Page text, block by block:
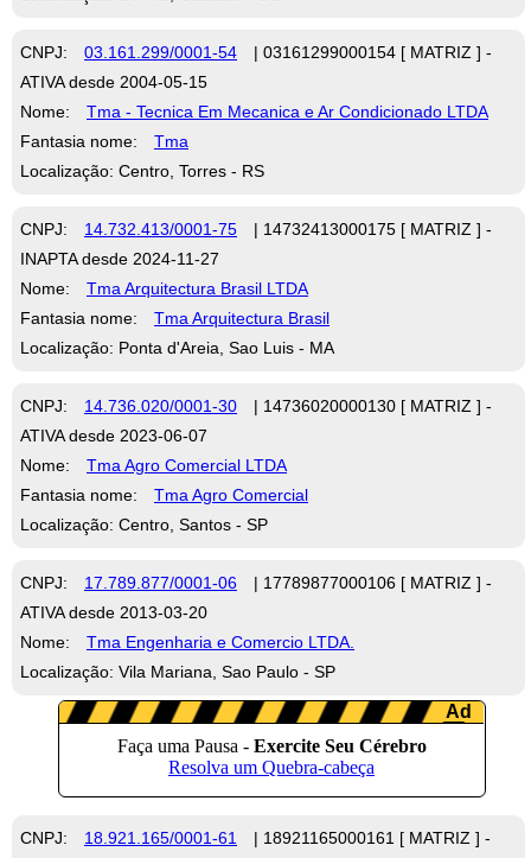
CNPJ: 03.161.299/0001-54
| 03161299000154 [ MATRIZ ] -
ATIVA desde 2004-05-15
Nome:
Tma - Tecnica Em Mecanica e Ar Condicionado LTDA
Fantasia nome:
Tma
Localização: Centro, Torres - RS
CNPJ: 14.732.413/0001-75
| 14732413000175 [ MATRIZ ] -
INAPTA desde 2024-11-27
Nome:
Tma Arquitectura Brasil LTDA
Fantasia nome:
Tma Arquitectura Brasil
Localização: Ponta d'Areia, Sao Luis - MA
CNPJ: 14.736.020/0001-30
| 14736020000130 [ MATRIZ ] -
ATIVA desde 2023-06-07
Nome:
Tma Agro Comercial LTDA
Fantasia nome:
Tma Agro Comercial
Localização: Centro, Santos - SP
CNPJ: 17.789.877/0001-06
| 17789877000106 [ MATRIZ ] -
ATIVA desde 2013-03-20
Nome:
Tma Engenharia e Comercio LTDA.
Localização: Vila Mariana, Sao Paulo - SP
CNPJ: 18.921.165/0001-61
| 18921165000161 [ MATRIZ ] -